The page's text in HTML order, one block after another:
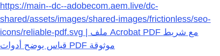
https://main--dc--adobecom.aem.live/dc-
shared/assets/images/shared-images/frictionless/seo-
icons/reliable-pdf.svg | ملف Acrobat PDF مع شريط
قياس يوضح أدوات PDF موثوقة